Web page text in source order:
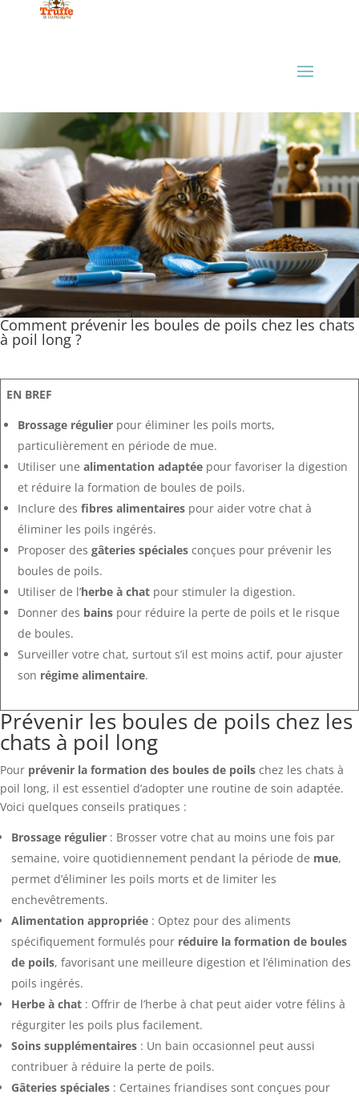
Comment prévenir les boules de poils chez les chats
à poil long ?
EN BREF
Brossage régulier pour éliminer les poils morts,
particulièrement en période de mue.
Utiliser une alimentation adaptée pour favoriser la digestion
et réduire la formation de boules de poils.
Inclure des fibres alimentaires pour aider votre chat à
éliminer les poils ingérés.
Proposer des gâteries spéciales conçues pour prévenir les
boules de poils.
Utiliser de l’herbe à chat pour stimuler la digestion.
Donner des bains pour réduire la perte de poils et le risque
de boules.
Surveiller votre chat, surtout s’il est moins actif, pour ajuster
son régime alimentaire.
Prévenir les boules de poils chez les
chats à poil long
Pour prévenir la formation des boules de poils chez les chats à
poil long, il est essentiel d’adopter une routine de soin adaptée.
Voici quelques conseils pratiques :
Brossage régulier : Brosser votre chat au moins une fois par
semaine, voire quotidiennement pendant la période de mue,
permet d’éliminer les poils morts et de limiter les
enchevêtrements.
Alimentation appropriée : Optez pour des aliments
spécifiquement formulés pour réduire la formation de boules
de poils, favorisant une meilleure digestion et l’élimination des
poils ingérés.
Herbe à chat : Offrir de l’herbe à chat peut aider votre félins à
régurgiter les poils plus facilement.
Soins supplémentaires : Un bain occasionnel peut aussi
contribuer à réduire la perte de poils.
Gâteries spéciales : Certaines friandises sont conçues pour